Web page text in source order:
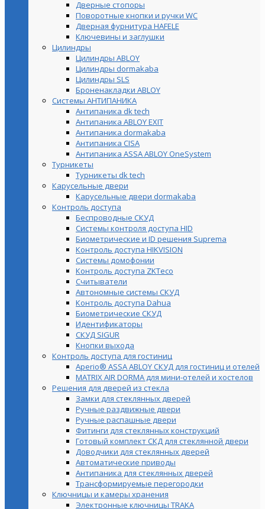
Дверные стопоры
Поворотные кнопки и ручки WC
Дверная фурнитура HAFELE
Ключевины и заглушки
Цилиндры
Цилиндры ABLOY
Цилиндры dormakaba
Цилиндры SLS
Броненакладки ABLOY
Системы АНТИПАНИКА
Антипаника dk tech
Антипаника ABLOY EXIT
Антипаника dormakaba
Антипаника СISA
Антипаника ASSA ABLOY OneSystem
Турникеты
Турникеты dk tech
Карусельные двери
Карусельные двери dormakaba
Контроль доступа
Беспроводные СКУД
Системы контроля доступа HID
Биометрические и ID решения Suprema
Контроль доступа HIKVISION
Системы домофонии
Контроль доступа ZKTeco
Считыватели
Автономные системы СКУД
Контроль доступа Dahua
Биометрические СКУД
Идентификаторы
СКУД SIGUR
Кнопки выхода
Контроль доступа для гостиниц
Aperio® ASSA ABLOY СКУД для гостиниц и отелей
MATRIX AIR DORMA для мини-отелей и хостелов
Решения для дверей из стекла
Замки для стеклянных дверей
Ручные раздвижные двери
Ручные распашные двери
Фитинги для стеклянных конструкций
Готовый комплект СКД для стеклянной двери
Доводчики для стеклянных дверей
Автоматические приводы
Антипаника для стеклянных дверей
Трансформируемые перегородки
Ключницы и камеры хранения
Электронные ключницы TRAKA